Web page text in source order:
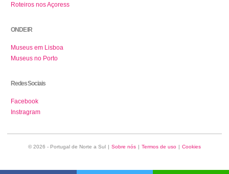
Roteiros nos Açoress
ONDE IR
Museus em Lisboa
Museus no Porto
Redes Sociais
Facebook
Instragram
© 2026 - Portugal de Norte a Sul | Sobre nós | Termos de uso | Cookies